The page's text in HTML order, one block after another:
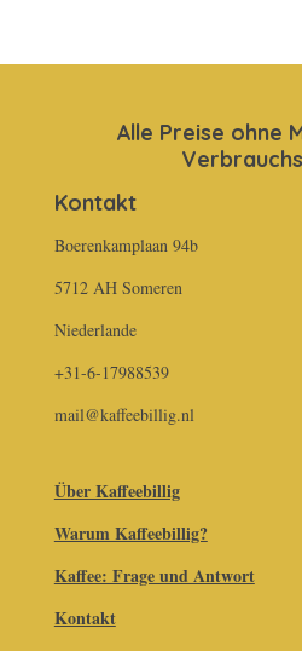
Alle Preise ohne
Kontakt
Boerenkamplaan 94b
5712 AH Someren
Niederlande
+31-6-17988539
mail@kaffeebillig.nl
Über Kaffeebillig
Warum Kaffeebillig?
Kaffee: Frage und Antwort
Kontakt